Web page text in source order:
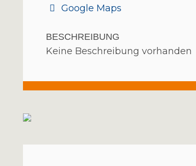
Google Maps
BESCHREIBUNG
Keine Beschreibung vorhanden